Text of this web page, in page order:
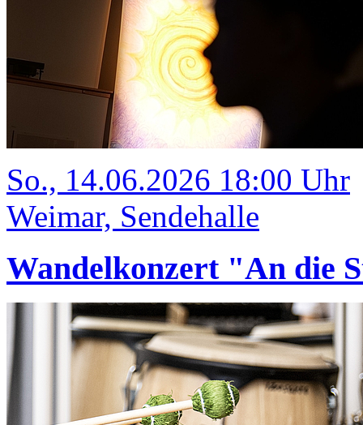
So., 14.06.2026 18:00 Uhr
Weimar, Sendehalle
Wandelkonzert "An die